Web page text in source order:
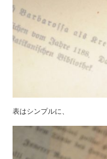
表はシンプルに、